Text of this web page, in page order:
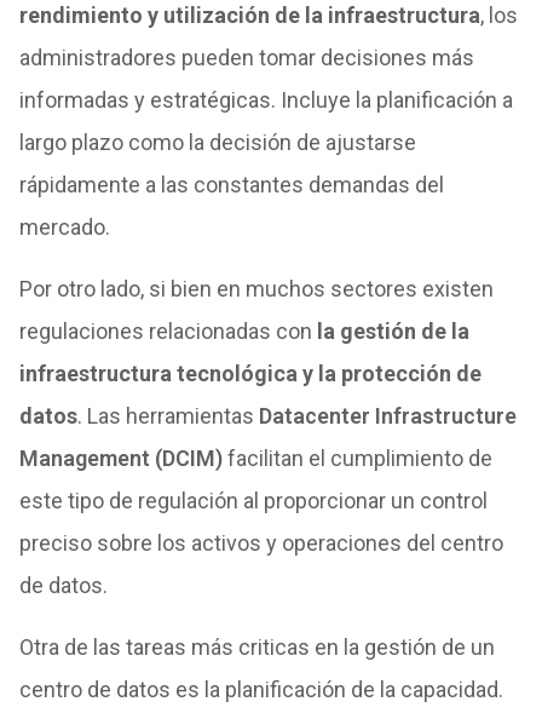
rendimiento y utilización de la infraestructura, los
administradores pueden tomar decisiones más
informadas y estratégicas. Incluye la planificación a
largo plazo como la decisión de ajustarse
rápidamente a las constantes demandas del
mercado.
Por otro lado, si bien en muchos sectores existen
regulaciones relacionadas con la gestión de la
infraestructura tecnológica y la protección de
datos. Las herramientas Datacenter Infrastructure
Management (DCIM)facilitan el cumplimiento de
este tipo de regulación al proporcionar un control
preciso sobre los activos y operaciones del centro
de datos.
Otra de las tareas más criticas en la gestión de un
centro de datos es la planificación de la capacidad.